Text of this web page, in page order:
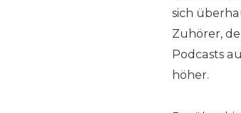
sich
Zuhörer,
Podcasts
höher.